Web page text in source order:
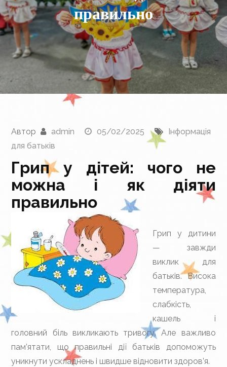
правильно
Автор admin 05/02/2025
Інформація
для батьків
Грип у дітей: чого не
можна і як діяти
правильно
Грип у дитини
— завжди
виклик для
батьків. Висока
температура,
слабкість,
кашель і
головний біль викликають тривогу. Але важливо
пам’ятати, що правильні дії батьків допоможуть
уникнути ускладнень і швидше відновити здоров’я.